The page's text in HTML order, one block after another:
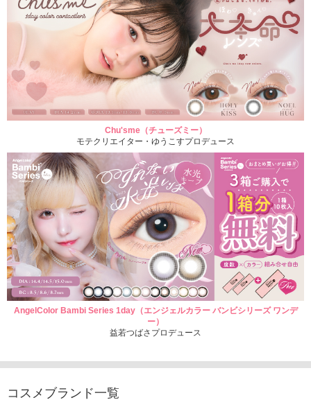
Chu'sme（チューズミー）
モテクリエイター・ゆうこすプロデュース
AngelColor Bambi Series 1day（エンジェルカラー バンビシリーズ ワンデ
ー）
益若つばさプロデュース
コスメブランド一覧